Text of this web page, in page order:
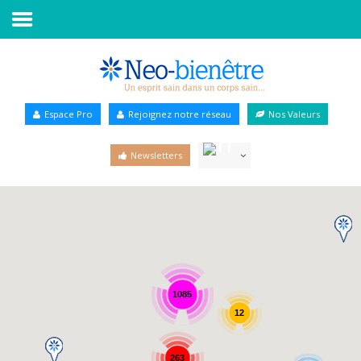
Annuaire Bien-être
Espace Pro Rejoignez notre réseau Nos Valeurs
Newsletters
1085
263
12